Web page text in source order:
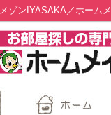
メゾンIYASAKA／ホーム